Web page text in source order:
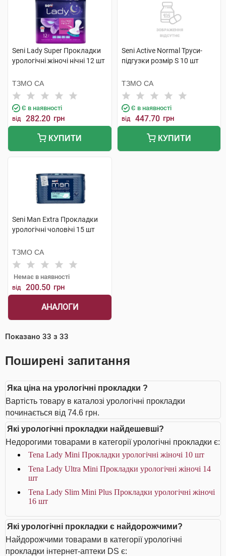
Seni Lady Super Прокладки
урологічні жіночі нічні 12 шт
ТЗМО СА
Є в наявності
від 282.20 грн
КУПИТИ
Seni Active Normal Труси-
підгузки розмір S 10 шт
ТЗМО СА
Є в наявності
від 447.70 грн
КУПИТИ
Seni Man Extra Прокладки
урологічні чоловічі 15 шт
ТЗМО СА
Немає в наявності
від 200.50 грн
АНАЛОГИ
Показано 33 з 33
Поширені запитання
Яка ціна на урологічні прокладки ?
Вартість товару в каталозі урологічні прокладки
починається від 74.6 грн.
Які урологічні прокладки найдешевші?
Недорогими товарами в категорії урологічні прокладки є:
Tena Lady Mini Прокладки урологічні жіночі 10 шт
Tena Lady Ultra Mini Прокладки урологічні жіночі 14
шт
Tena Lady Slim Mini Plus Прокладки урологічні жіночі
16 шт
Які урологічні прокладки є найдорожчими?
Найдорожчими товарами в категорії урологічні
прокладки інтернет-аптеки DS є: